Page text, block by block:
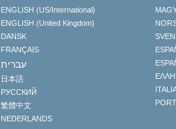
ENGLISH (US/International)
ENGLISH (United Kingdom)
DANSK
FRANÇAIS
עברית
日本語
РУССКИЙ
繁體中文
NEDERLANDS